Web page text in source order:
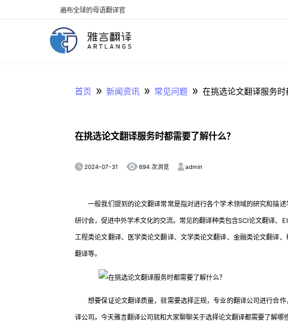
遍布全球的母语翻译官
首页 » 新闻资讯 » 常见问题 » 在挑选论文翻译服务时
在挑选论文翻译服务时都需要了解什么？
2024-07-31 694 次浏览 admin
一般我们提到的论文翻译常常是指对进行各个学术领域的研究和描述
研讨会，促进中外学术文化的交流。常见的翻译种类包含SCI论文翻译、
工程类论文翻译、医学类论文翻译、文学类论文翻译、金融类论文翻译
翻译等。
想要保证论文翻译质量，就需要选择正规，专业的翻译公司进行合作
译公司。今天雅言翻译公司就和大家聊聊关于选择论文翻译都需要了解哪